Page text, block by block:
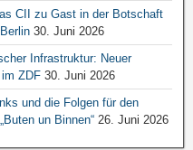
CII zu Gast in der Botschaft
30. Juni 2026
Infrastruktur: Neuer
ZDF 30. Juni 2026
und die Folgen für den
un Binnen“ 26. Juni 2026